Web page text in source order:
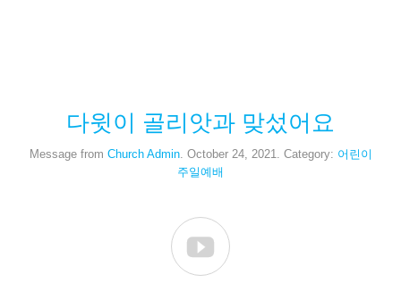
다윗이 골리앗과 맞섰어요
Message from Church Admin. October 24, 2021. Category: 어린이
주일예배
